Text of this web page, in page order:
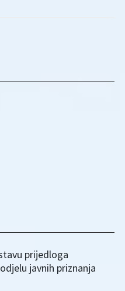
prijedloga
javnih priznanja